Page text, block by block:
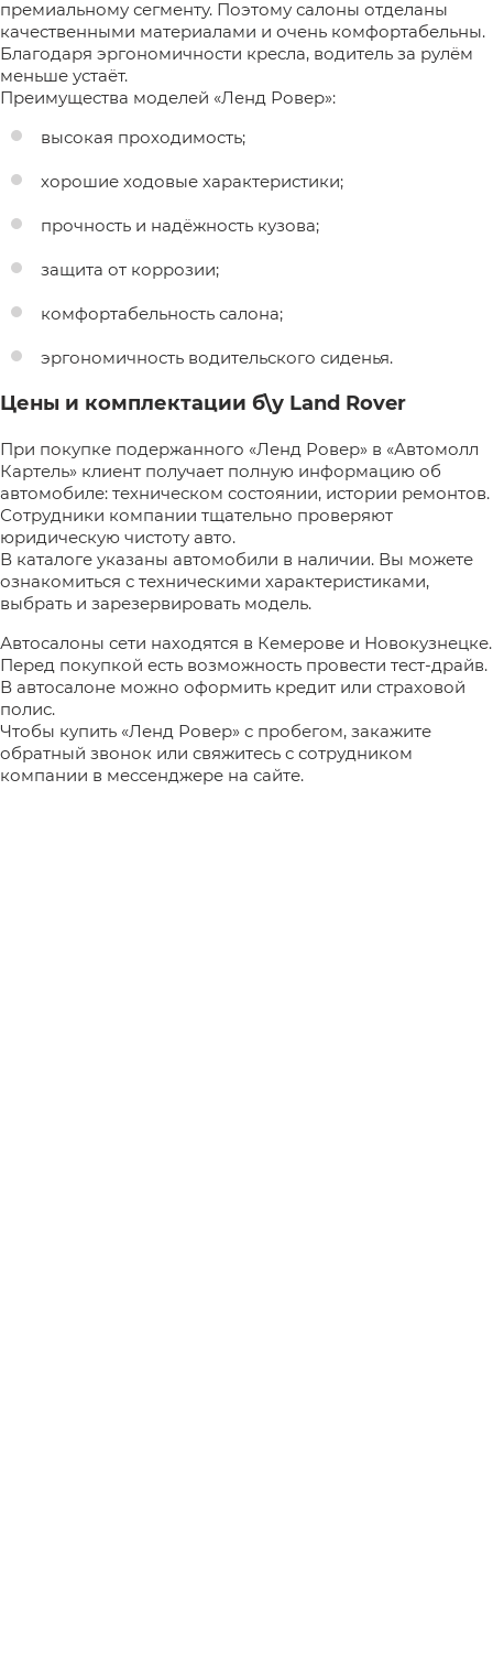
премиальному сегменту. Поэтому салоны отделаны
качественными материалами и очень комфортабельны.
Благодаря эргономичности кресла, водитель за рулём
меньше устаёт.
Преимущества моделей «Ленд Ровер»:
высокая проходимость;
хорошие ходовые характеристики;
прочность и надёжность кузова;
защита от коррозии;
комфортабельность салона;
эргономичность водительского сиденья.
Цены и комплектации б\у Land Rover
При покупке подержанного «Ленд Ровер» в «Автомолл
Картель» клиент получает полную информацию об
автомобиле: техническом состоянии, истории ремонтов.
Сотрудники компании тщательно проверяют
юридическую чистоту авто.
В каталоге указаны автомобили в наличии. Вы можете
ознакомиться с техническими характеристиками,
выбрать и зарезервировать модель.
Автосалоны сети находятся в Кемерове и Новокузнецке.
Перед покупкой есть возможность провести тест-драйв.
В автосалоне можно оформить кредит или страховой
полис.
Чтобы купить «Ленд Ровер» с пробегом, закажите
обратный звонок или свяжитесь с сотрудником
компании в мессенджере на сайте.